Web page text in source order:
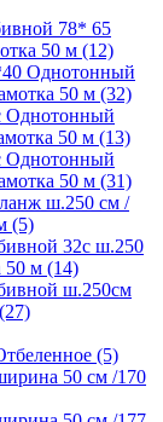
78* 65
50 м (12)
Однотонный
50 м (32)
Однотонный
50 м (13)
Однотонный
50 м (31)
ш.250 см /
(5)
32с ш.250
50 м (14)
ш.250см
(5)
50 см /170